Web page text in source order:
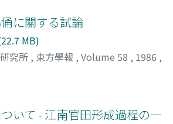
に關する試論
MB)
究所 , 東方學報 , Volume 58 , 1986 ,
いて - 江南官田形成過程の一